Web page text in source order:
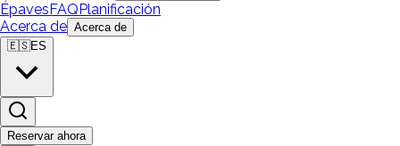
ÉpavesFAQPlanificación
Acerca de Acerca de
🇪🇸ES
Reservar ahora